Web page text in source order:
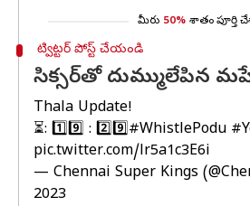
మీరు 50% శాతం పూర్తి
ట్విట్టర్ పోస్ట్ చేయండి
సిక్సర్‌తో దుమ్ములేపిన
Thala Update!
⏳: 1️⃣9️⃣ : 2️⃣9️⃣#WhistlePodu
pic.twitter.com/lr5a1c3E6i
— Chennai Super Kings
2023